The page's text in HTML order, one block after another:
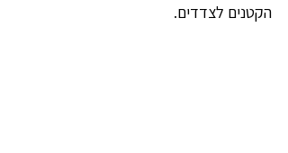
הקטנים לצדדים.